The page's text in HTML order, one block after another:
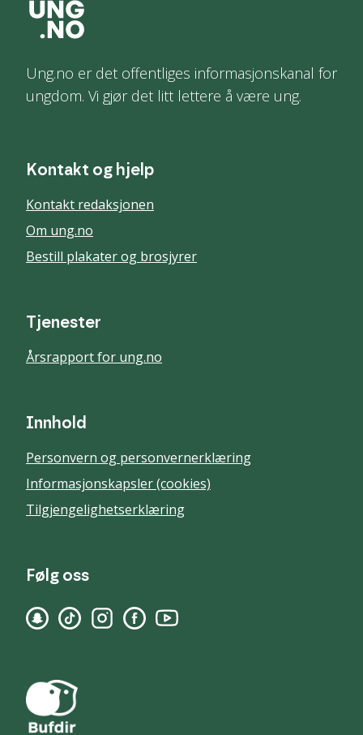
Ung.no er det offentliges informasjonskanal for
ungdom. Vi gjør det litt lettere å være ung.
Kontakt og hjelp
Kontakt redaksjonen
Om ung.no
Bestill plakater og brosjyrer
Tjenester
Årsrapport for ung.no
Innhold
Personvern og personvernerklæring
Informasjonskapsler (cookies)
Tilgjengelighetserklæring
Følg oss